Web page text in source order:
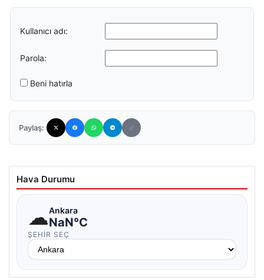
Kullanıcı adı:
Parola:
Beni hatırla
Paylaş:
Hava Durumu
☁Ankara
NaN°C
ŞEHIR SEÇ